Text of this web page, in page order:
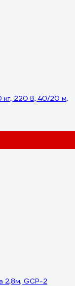
кг, 220 В, 40/20 м,
2,8м, GCP-2